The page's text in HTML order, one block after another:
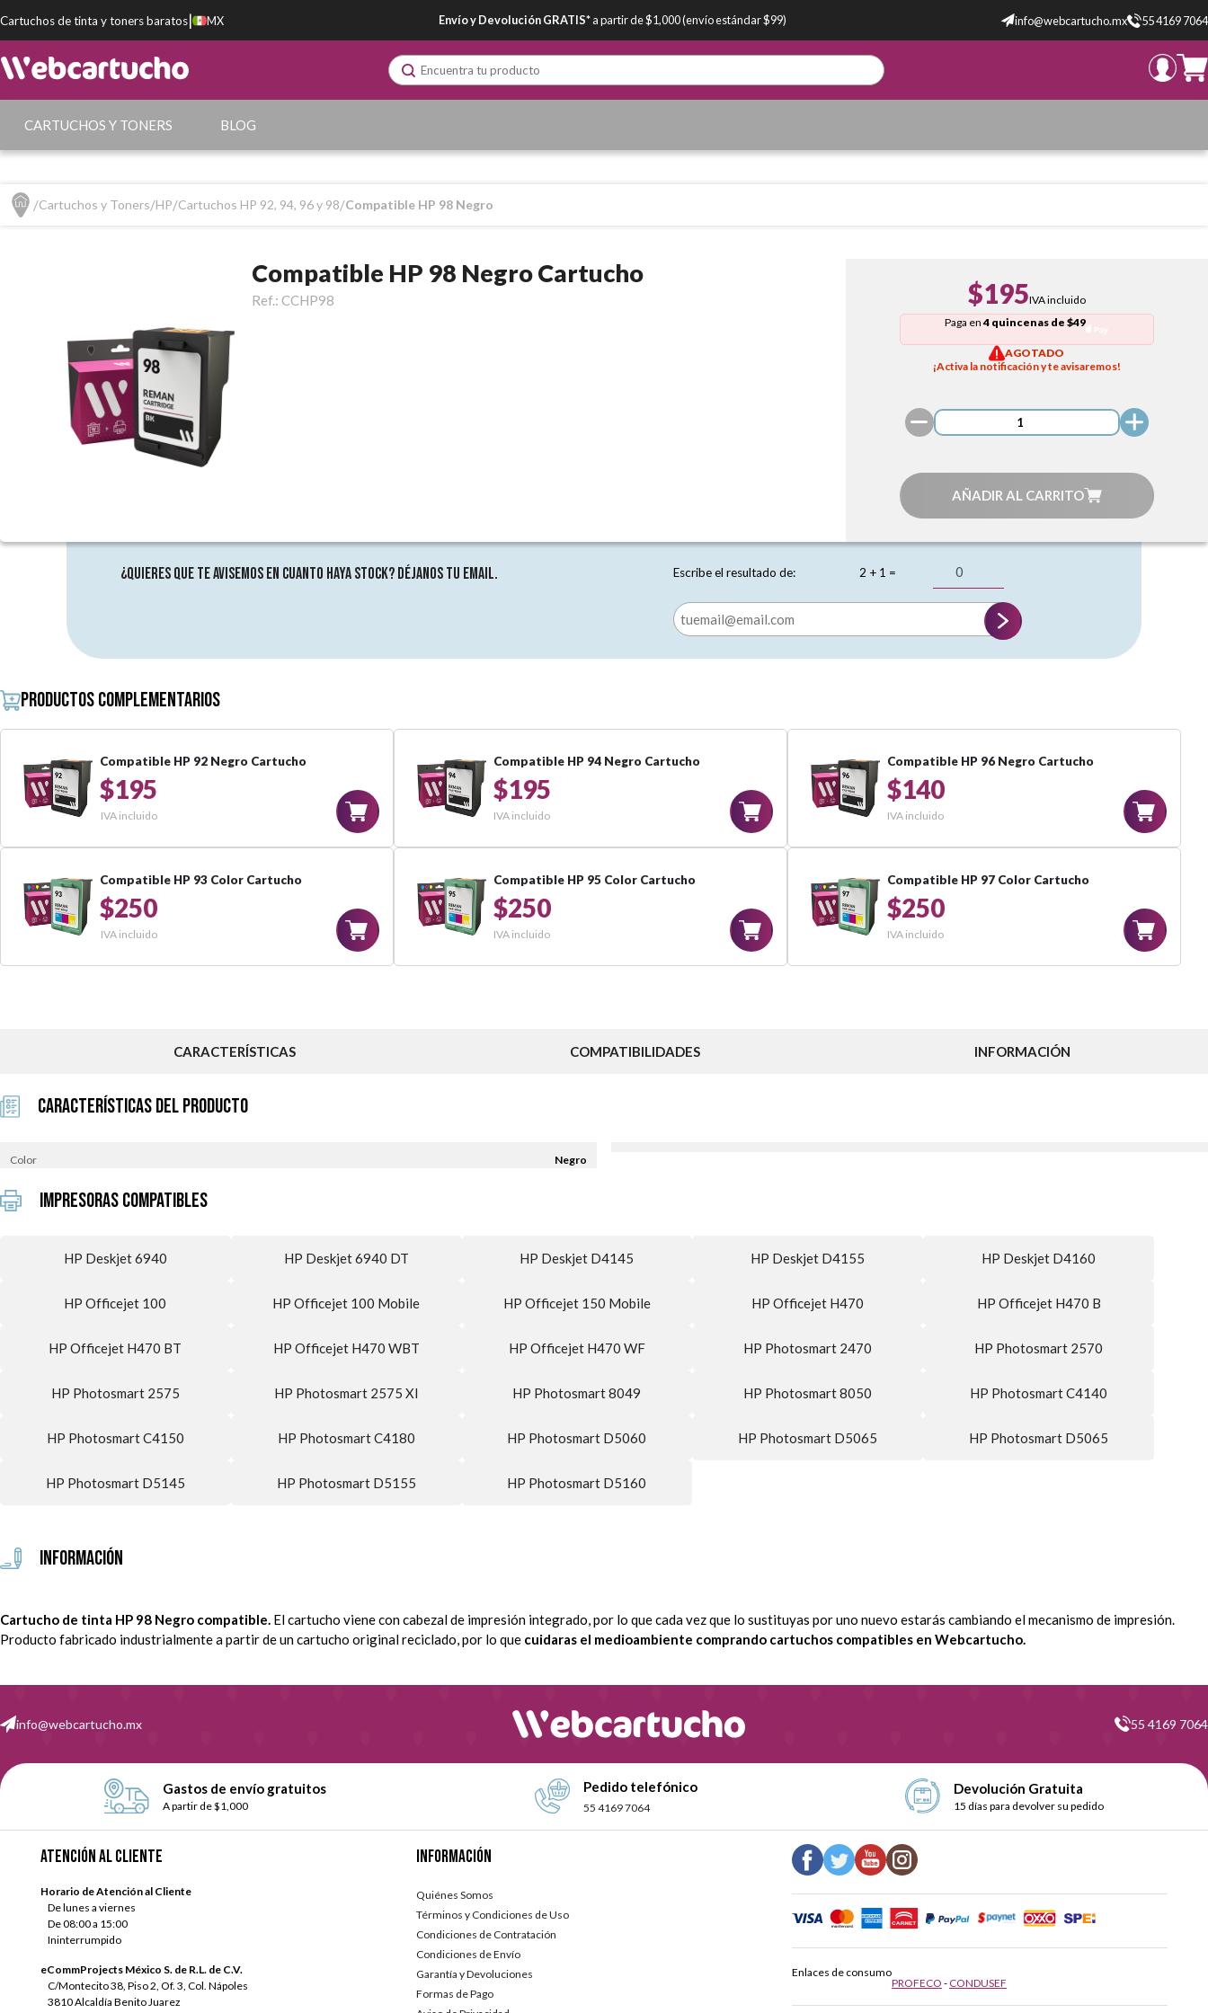
Cartuchos de tinta y toners baratos| MX Envío y Devolución GRATIS*a partir de $1,000 (envío estándar $99) info@webcartucho.mx 55 4169 7064
CARTUCHOS Y TONERS BLOG
Cartuchos y Toners HP Cartuchos HP 92, 94, 96 y 98 Compatible HP 98 Negro
Compatible HP 98 Negro Cartucho
Ref.: CCHP98 $195IVA incluido
Paga en4 quincenas de $49
AGOTADO
¡Activa la notificación y te avisaremos!
AÑADIR AL CARRITO
¿Quieres que te avisemos en cuanto haya stock? Déjanos tu email. Escribe el resultado de: 2 + 1 =
Productos complementarios
Compatible HP 92 Negro Cartucho
$195
IVA incluido
Compatible HP 94 Negro Cartucho
$195
IVA incluido
Compatible HP 96 Negro Cartucho
$140
IVA incluido
Compatible HP 93 Color Cartucho
$250
IVA incluido
Compatible HP 95 Color Cartucho
$250
IVA incluido
Compatible HP 97 Color Cartucho
$250
IVA incluido
CARACTERÍSTICAS COMPATIBILIDADES INFORMACIÓN
Características del Producto
Color Negro
Impresoras Compatibles
HP Deskjet 6940 HP Deskjet 6940 DT HP Deskjet D4145 HP Deskjet D4155 HP Deskjet D4160
HP Officejet 100 HP Officejet 100 Mobile HP Officejet 150 Mobile HP Officejet H470 HP Officejet H470 B
HP Officejet H470 BT HP Officejet H470 WBT HP Officejet H470 WF HP Photosmart 2470 HP Photosmart 2570
HP Photosmart 2575 HP Photosmart 2575 XI HP Photosmart 8049 HP Photosmart 8050 HP Photosmart C4140
HP Photosmart C4150 HP Photosmart C4180 HP Photosmart D5060 HP Photosmart D5065 HP Photosmart D5065
HP Photosmart D5145 HP Photosmart D5155 HP Photosmart D5160
Información
Cartucho de tinta HP 98 Negro compatible. El cartucho viene con cabezal de impresión integrado, por lo que cada vez que lo sustituyas por uno nuevo estarás cambiando el mecanismo de impresión.
Producto fabricado industrialmente a partir de un cartucho original reciclado, por lo que cuidaras el medioambiente comprando cartuchos compatibles en Webcartucho.
info@webcartucho.mx 55 4169 7064
Gastos de envío gratuitos
A partir de $1,000
Pedido telefónico
55 4169 7064
Devolución Gratuita
15 días para devolver su pedido
Atención al cliente
Horario de Atención al Cliente
De lunes a viernes
De 08:00 a 15:00
Ininterrumpido
eCommProjects México S. de R.L. de C.V.
C/Montecito 38, Piso 2, Of. 3, Col. Nápoles
3810 Alcaldía Benito Juarez
Información
Quiénes Somos
Términos y Condiciones de Uso
Condiciones de Contratación
Condiciones de Envío
Garantía y Devoluciones
Formas de Pago
Enlaces de consumo
PROFECO - CONDUSEF